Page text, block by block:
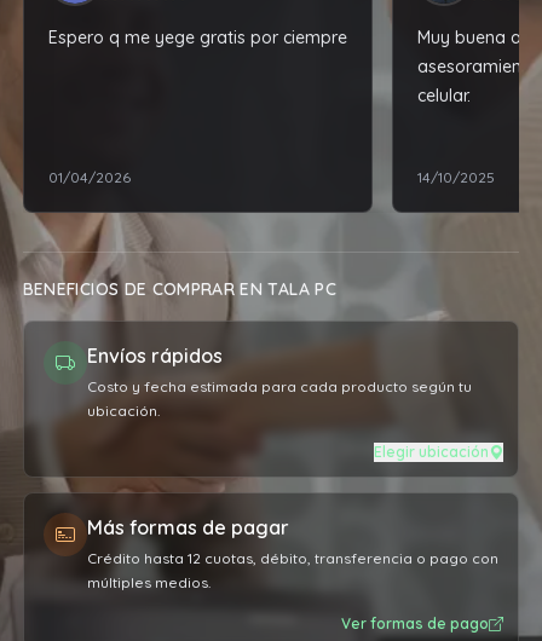
Espero q me yege gratis por ciempre
01/04/2026
Muy buena
celular.
14/10/2025
BENEFICIOS DE COMPRAR EN TALA PC
Envíos rápidos
Costo y fecha estimada para cada producto según tu
ubicación.
Elegir ubicación
Más formas de pagar
Crédito hasta 12 cuotas, débito, transferencia o pago con
múltiples medios.
Ver formas de pago